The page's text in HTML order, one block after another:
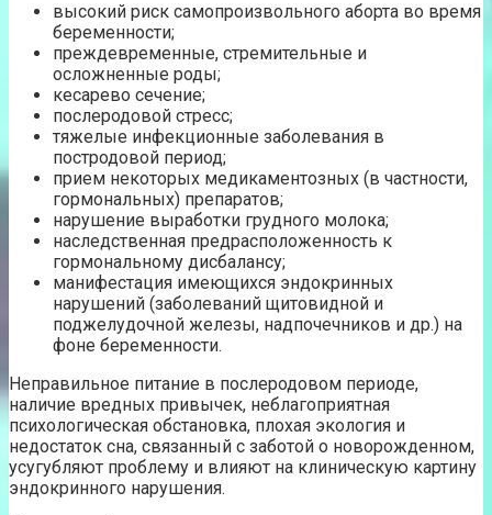
высокий риск самопроизвольного аборта во время
беременности;
преждевременные, стремительные и
осложненные роды;
кесарево сечение;
послеродовой стресс;
тяжелые инфекционные заболевания в
постродовой период;
прием некоторых медикаментозных (в частности,
гормональных) препаратов;
нарушение выработки грудного молока;
наследственная предрасположенность к
гормональному дисбалансу;
манифестация имеющихся эндокринных
нарушений (заболеваний щитовидной и
поджелудочной железы, надпочечников и др.) на
фоне беременности.
Неправильное питание в послеродовом периоде,
наличие вредных привычек, неблагоприятная
психологическая обстановка, плохая экология и
недостаток сна, связанный с заботой о новорожденном,
усугубляют проблему и влияют на клиническую картину
эндокринного нарушения.